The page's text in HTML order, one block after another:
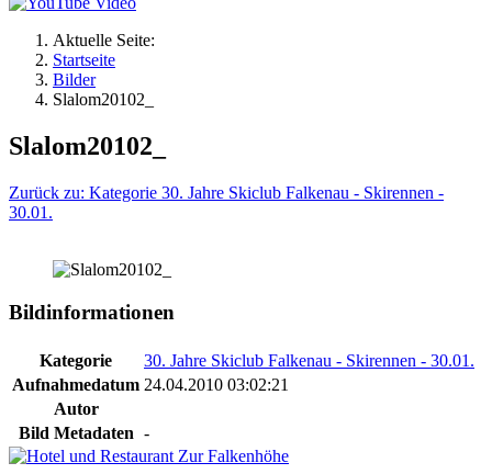
Aktuelle Seite:
Startseite
Bilder
Slalom20102_
Slalom20102_
Zurück zu: Kategorie 30. Jahre Skiclub Falkenau - Skirennen -
30.01.
Bildinformationen
Kategorie
30. Jahre Skiclub Falkenau - Skirennen - 30.01.
Aufnahmedatum 24.04.2010 03:02:21
Autor
Bild Metadaten -